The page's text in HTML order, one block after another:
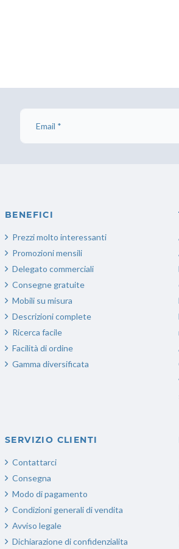
BENEFICI
Prezzi molto interessanti
Promozioni mensili
Delegato commerciali
Consegne gratuite
Mobili su misura
Descrizioni complete
Ricerca facile
Facilità di ordine
Gamma diversificata
SERVIZIO CLIENTI
Contattarci
Consegna
Modo di pagamento
Condizioni generali di vendita
Avviso legale
Dichiarazione di confidenzialita